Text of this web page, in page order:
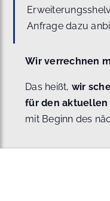
Anfrage dazu
Wir verrechnen
Das heißt, wir
für den aktuellen
mit Beginn des